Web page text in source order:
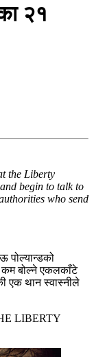
२१
the Liberty
begin to talk to
who send
पोल्यान्डको
कम बोल्ने एकलकाँटे
एक थान स्वास्नीले
LIBERTY